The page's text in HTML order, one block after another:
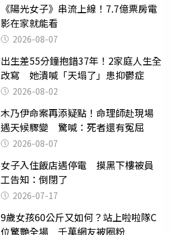
《陽光女子》串流上線！7.7億票房電
影在家就能看
2026-08-07
出生差55分鐘抱錯37年！2家庭人生全
改寫 她潰喊「天塌了」患抑鬱症
2026-08-02
木乃伊命案再添疑點！命理師赴現場
遇天候驟變 驚喊：死者還有冤屈
2026-08-07
女子入住飯店遇停電 摸黑下樓被員
工告知：倒閉了
2026-07-17
9歲女孩60公斤又如何？站上啦啦隊C
位驚艷全場 千萬網友被圈粉